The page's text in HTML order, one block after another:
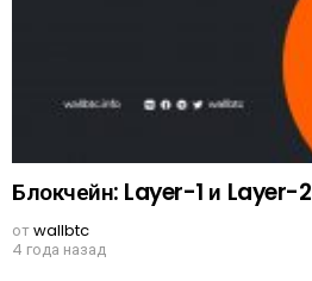
Блокчейн: Layer-1 и Layer-2
отwallbtc
4 года назад